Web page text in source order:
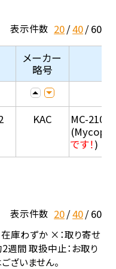
表示件数 20 40 60
メーカー
略号
KAC
MC-210 (
です！)
表示件数 20 40 60
庫わずか ×：取り寄せ
間 取扱中止：お取り
ざいません。